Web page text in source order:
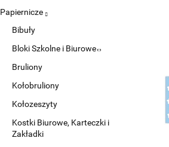
Papiernicze
Bibuły
Bloki Szkolne i Biurowe
Bruliony
Kołobruliony
Kołozeszyty
Kostki Biurowe, Karteczki i
Zakładki